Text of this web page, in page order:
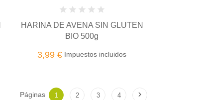
HARINA DE AVENA SIN GLUTEN
BIO 500g
3,99 € Impuestos incluidos
Páginas 1 2 3 4 